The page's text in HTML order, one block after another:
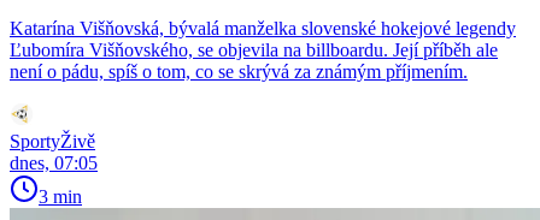
Katarína Višňovská, bývalá manželka slovenské hokejové legendy
Ľubomíra Višňovského, se objevila na billboardu. Její příběh ale
není o pádu, spíš o tom, co se skrývá za známým příjmením.
SportyŽivě
dnes, 07:05
3 min